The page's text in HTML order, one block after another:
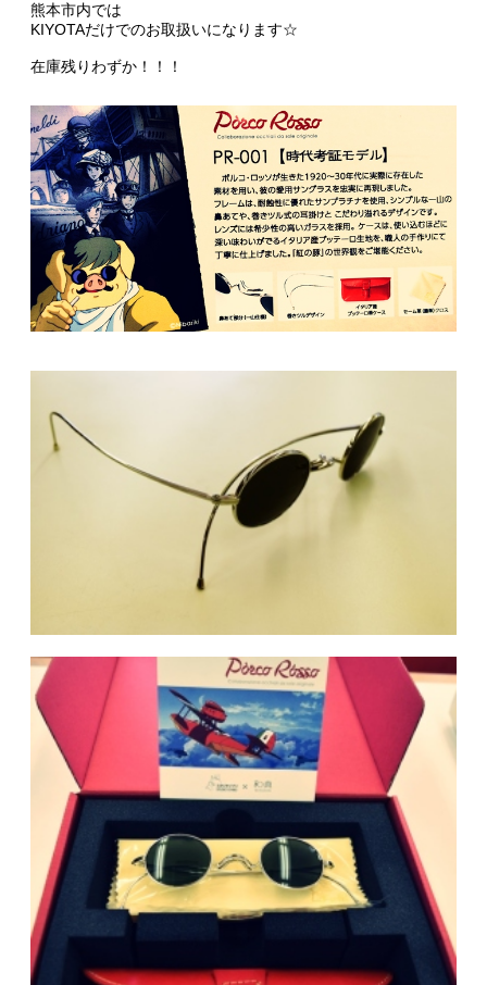
熊本市内では
KIYOTAだけでのお取扱いになります☆
在庫残りわずか！！！